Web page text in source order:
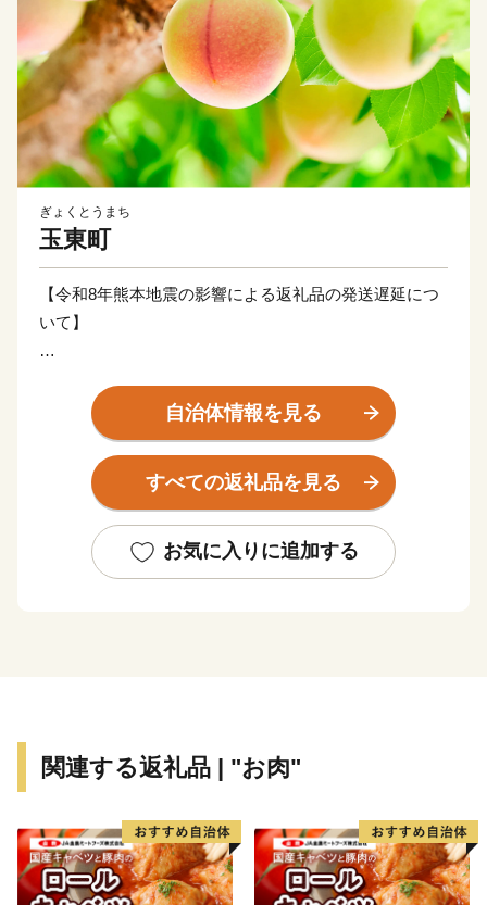
ぎょくとうまち
玉東町
【令和8年熊本地震の影響による返礼品の発送遅延につ
いて】​
震」の影響により、交通網の寸断や安全確認が必要とな
っているため、配送業者による集荷・配送が一時停止し
ております。​
そのため、返礼品のお届けに通常よりもお時間をいただ
返礼品を楽しみにお待ちいただいている寄附者様には、
多大なご迷惑とご不便をおかけしておりますことを、心
す。​
玉東町には緑があふれ、自然の力がいっぱいです。 誰
もが夢を育める、住みよい町づくりを進めています。
自治体情報を見る
すべての返礼品を見る
お気に入りに追加する
関連する返礼品 | "お肉"